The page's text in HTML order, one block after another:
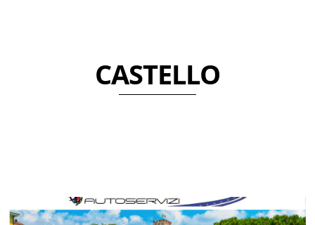
CASTELLO